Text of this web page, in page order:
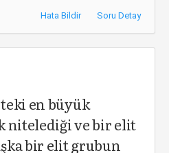
Hata Bildir Soru Detay
en büyük
nitelediği ve bir elit
bir elit grubun